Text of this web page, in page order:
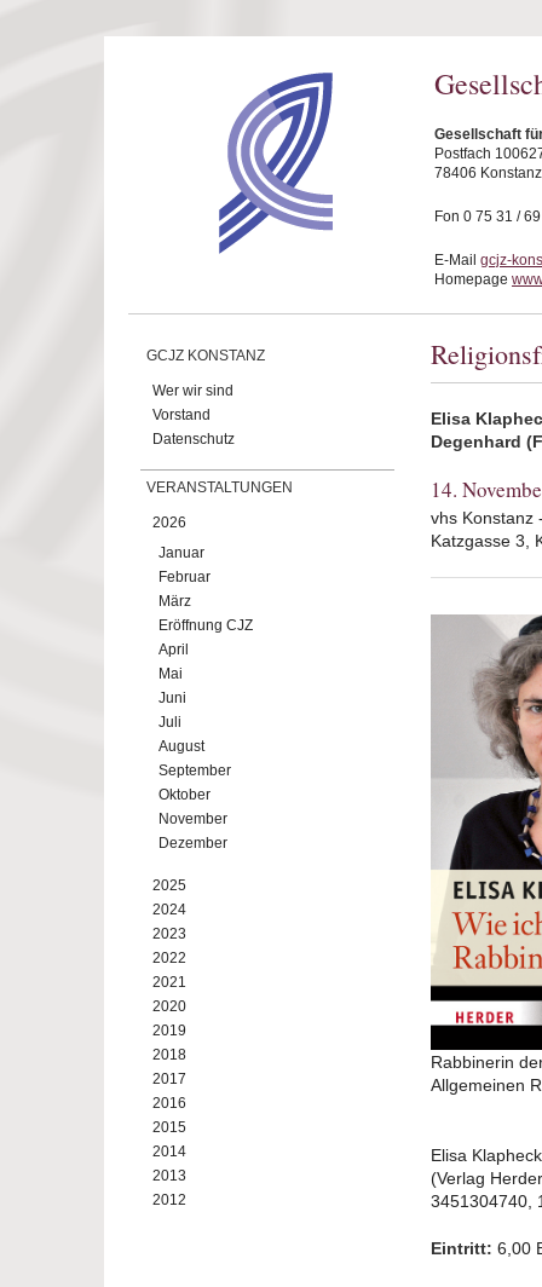
Gesellschaft
Postfach
78406 Konstanz
Fon 0 75 31 /
E-Mail gcjz-
Homepage
GCJZ KONSTANZ
Wer wir sind
Vorstand
Datenschutz
VERANSTALTUNGEN
2026
Januar
Februar
März
Eröffnung CJZ
April
Mai
Juni
Juli
August
September
Oktober
November
Dezember
2025
2024
2023
2022
2021
2020
2019
2018
2017
2016
2015
2014
2013
2012
Elisa
Degenhard
14.
vhs Konstanz
Katzgasse 3,
Rabbinerin
Allgemeinen
Elisa
(Verlag
3451304740,
Eintritt: 6,00